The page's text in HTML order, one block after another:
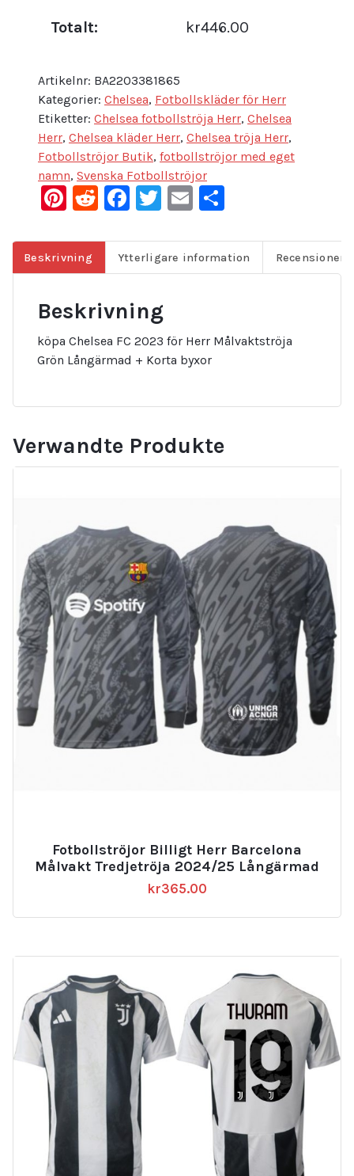
Totalt: kr446.00
Artikelnr: BA2203381865
Kategorier: Chelsea, Fotbollskläder för Herr
Etiketter: Chelsea fotbollströja Herr, Chelsea
Herr, Chelsea kläder Herr, Chelsea tröja Herr,
Fotbollströjor Butik, fotbollströjor med eget
namn, Svenska Fotbollströjor
Pinterest
Reddit
Facebook
Twitter
Email
Beskrivning Ytterligare information Recensioner
Beskrivning
köpa Chelsea FC 2023 för Herr Målvaktströja
Grön Långärmad + Korta byxor
Verwandte Produkte
Fotbollströjor Billigt Herr Barcelona
Målvakt Tredjetröja 2024/25 Långärmad
kr365.00